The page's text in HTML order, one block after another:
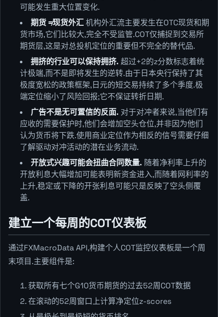
可能发生重大位置变化.
期货 ≠现货外汇机构外汇流主要发生在OTC现货和期
货市场,它们比较大,完全不受监管.COT仅捕捉到交易所
期货层,这是对总投机定位的重要但不完全的替代品.
拥挤的行业可以保持拥挤. 超过+2的z分数标志着统
计极端,而不是即将发生的逆转.由于日本央行保持了其
极度宽松的政策框架,日元的短交易持续了多个季度.极
端定位缩小了风险回报;它不保证转折日期.
广告不是无可置信的反面. 对于对冲者来说,当他们有
应收的需要保护时,他们会增加空头仓位,并非因为他们
认为货币将下跌.使用商业定位作为相反的信号需要仔细
了解驱动对冲活动的潜在业务流动.
开放式兴趣可能会扭曲合同数量. 随着净利率上升的
开放利息大幅增加可能表明新资金进入,而随着网利率的
上升,稳定或下降的开张利息可能只是反映了空头侧覆
盖.
建立一个每周的COT仪表板
通过FXMacroData API,构建个人COT监控仪表板是一个周
末项目.主要组件是:
获取所有七个G10货币期货的过去52周COT数据
在滚动的52周窗口上计算净定位z-scores